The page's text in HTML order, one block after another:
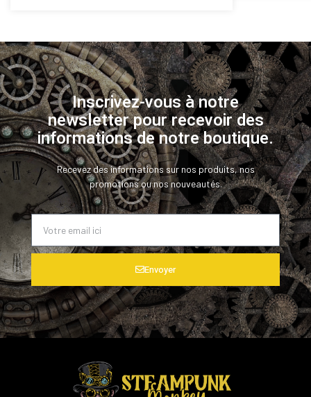
Inscrivez-vous à notre
newsletter pour recevoir des
informations de notre boutique.
Recevez des informations sur nos produits, nos
promotions ou nos nouveautés.
Envoyer